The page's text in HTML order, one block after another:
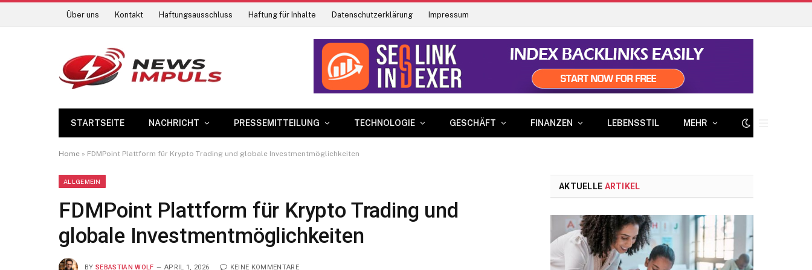
Über uns Kontakt Haftungsausschluss Haftung für Inhalte Datenschutzerklärung Impressum
STARTSEITE NACHRICHT PRESSEMITTEILUNG TECHNOLOGIE GESCHÄFT FINANZEN LEBENSSTIL MEHR
Home » FDMPoint Plattform für Krypto Trading und globale Investmentmöglichkeiten
ALLGEMEIN
FDMPoint Plattform für Krypto Trading und
globale Investmentmöglichkeiten
BY SEBASTIAN WOLF APRIL 1, 2026 KEINE KOMMENTARE
AKTUELLE ARTIKEL